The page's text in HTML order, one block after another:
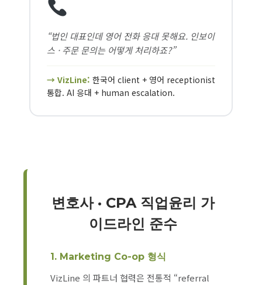
“법인 대표인데 영어 전화 응대 못해요. 인보이
스 · 주문 문의는 어떻게 처리하죠?”
→ VizLine: 한국어 client + 영어 receptionist
통합. AI 응대 + human escalation.
변호사 · CPA 직업윤리 가
이드라인 준수
1. Marketing Co-op 형식
VizLine 의 파트너 협력은 전통적 “referral